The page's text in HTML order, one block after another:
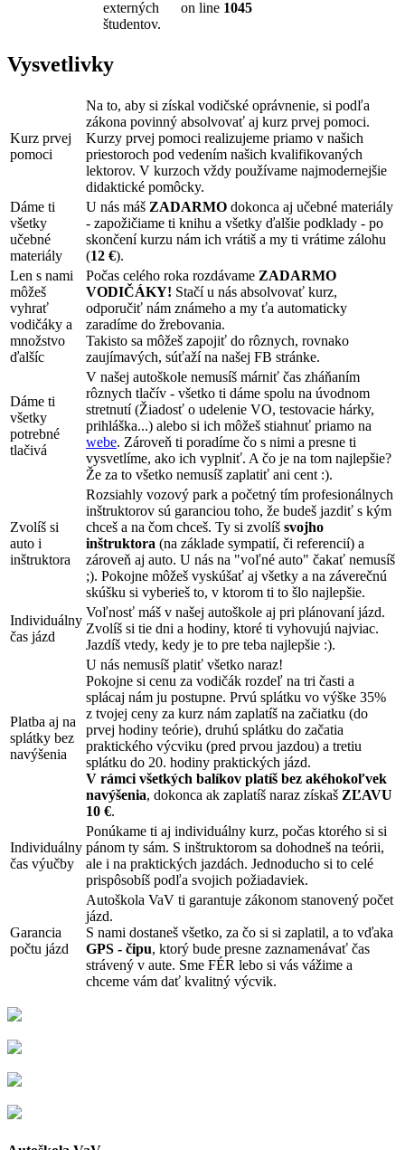
externých
študentov.
on line 1045
Vysvetlivky
Kurz prvej
pomoci
Na to, aby si získal vodičské oprávnenie, si podľa
zákona povinný absolvovať aj kurz prvej pomoci.
Kurzy prvej pomoci realizujeme priamo v našich
priestoroch pod vedením našich kvalifikovaných
lektorov. V kurzoch vždy používame najmodernejšie
didaktické pomôcky.
Dáme ti
všetky
učebné
materiály
U nás máš ZADARMO dokonca aj učebné materiály
- zapožičiame ti knihu a všetky ďalšie podklady - po
skončení kurzu nám ich vrátiš a my ti vrátime zálohu
(12 €).
Len s nami
môžeš
vyhrať
vodičáky a
množstvo
ďalšíc
Počas celého roka rozdávame ZADARMO
VODIČÁKY! Stačí u nás absolvovať kurz,
odporučiť nám známeho a my ťa automaticky
zaradíme do žrebovania.
Takisto sa môžeš zapojiť do rôznych, rovnako
zaujímavých, súťaží na našej FB stránke.
Dáme ti
všetky
potrebné
tlačivá
V našej autoškole nemusíš márniť čas zháňaním
rôznych tlačív - všetko ti dáme spolu na úvodnom
stretnutí (Žiadosť o udelenie VO, testovacie hárky,
prihláška...) alebo si ich môžeš stiahnuť priamo na
webe. Zároveň ti poradíme čo s nimi a presne ti
vysvetlíme, ako ich vyplniť. A čo je na tom najlepšie?
Že za to všetko nemusíš zaplatiť ani cent :).
Zvolíš si
auto i
inštruktora
Rozsiahly vozový park a početný tím profesionálnych
inštruktorov sú garanciou toho, že budeš jazdiť s kým
chceš a na čom chceš. Ty si zvolíš svojho
inštruktora (na základe sympatií, či referencií) a
zároveň aj auto. U nás na "voľné auto" čakať nemusíš
;). Pokojne môžeš vyskúšať aj všetky a na záverečnú
skúšku si vyberieš to, v ktorom ti to šlo najlepšie.
Individuálny
čas jázd
Voľnosť máš v našej autoškole aj pri plánovaní jázd.
Zvolíš si tie dni a hodiny, ktoré ti vyhovujú najviac.
Jazdíš vtedy, kedy je to pre teba najlepšie :).
Platba aj na
splátky bez
navýšenia
U nás nemusíš platiť všetko naraz!
Pokojne si cenu za vodičák rozdeľ na tri časti a
splácaj nám ju postupne. Prvú splátku vo výške 35%
z tvojej ceny za kurz nám zaplatíš na začiatku (do
prvej hodiny teórie), druhú splátku do začatia
praktického výcviku (pred prvou jazdou) a tretiu
splátku do 20. hodiny praktických jázd.
V rámci všetkých balíkov platíš bez akéhokoľvek
navýšenia, dokonca ak zaplatíš naraz získaš ZĽAVU
10 €.
Individuálny
čas výučby
Ponúkame ti aj individuálny kurz, počas ktorého si si
pánom ty sám. S inštruktorom sa dohodneš na teórii,
ale i na praktických jazdách. Jednoducho si to celé
prispôsobíš podľa svojich požiadaviek.
Garancia
počtu jázd
Autoškola VaV ti garantuje zákonom stanovený počet
jázd.
S nami dostaneš všetko, za čo si si zaplatil, a to vďaka
GPS - čipu, ktorý bude presne zaznamenávať čas
strávený v aute. Sme FÉR lebo si vás vážime a
chceme vám dať kvalitný výcvik.